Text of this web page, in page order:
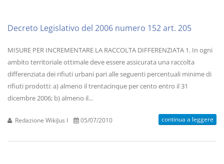
Decreto Legislativo del 2006 numero 152 art. 205
MISURE PER INCREMENTARE LA RACCOLTA DIFFERENZIATA 1. In ogni
ambito territoriale ottimale deve essere assicurata una raccolta
differenziata dei rifiuti urbani pari alle seguenti percentuali minime di
rifiuti prodotti: a) almeno il trentacinque per cento entro il 31
dicembre 2006; b) almeno il...
Redazione WikiJus I 05/07/2010 continua a leggere